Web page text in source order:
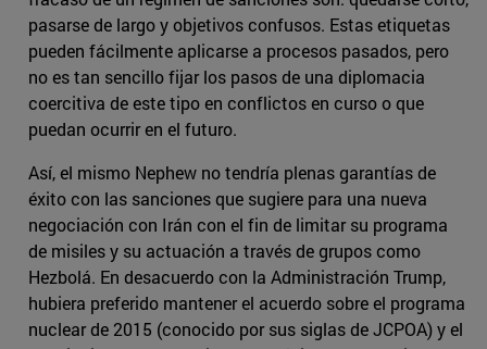
pasarse de largo y objetivos confusos. Estas etiquetas
pueden fácilmente aplicarse a procesos pasados, pero
no es tan sencillo fijar los pasos de una diplomacia
coercitiva de este tipo en conflictos en curso o que
puedan ocurrir en el futuro.
Así, el mismo Nephew no tendría plenas garantías de
éxito con las sanciones que sugiere para una nueva
negociación con Irán con el fin de limitar su programa
de misiles y su actuación a través de grupos como
Hezbolá. En desacuerdo con la Administración Trump,
hubiera preferido mantener el acuerdo sobre el programa
nuclear de 2015 (conocido por sus siglas de JCPOA) y el